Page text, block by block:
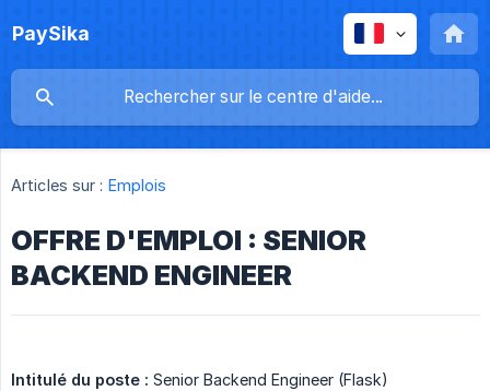
PaySika
Articles sur : Emplois
OFFRE D'EMPLOI : SENIOR
BACKEND ENGINEER
Intitulé du poste : Senior Backend Engineer (Flask)